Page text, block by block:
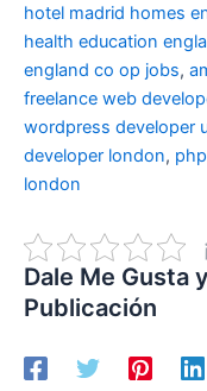
hotel madrid homes
health education
england co op jobs,
freelance web
wordpress developer
developer london,
london
Dale Me Gusta
Publicación